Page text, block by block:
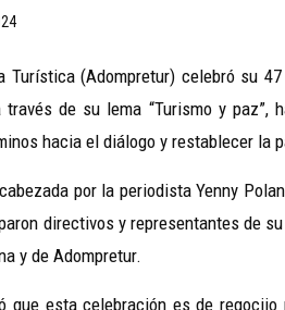
Turística (Adompretur) celebró su
de su lema “Turismo y paz”,
hacia el diálogo y restablecer la
por la periodista Yenny
directivos y representantes de
y de Adompretur.
que esta celebración es de